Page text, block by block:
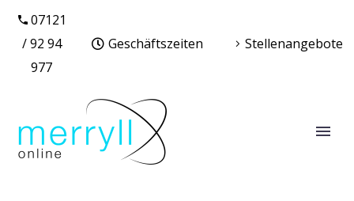
07121
/ 92 94
977
Geschäftszeiten Stellenangebote